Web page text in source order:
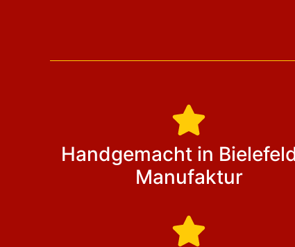
Handgemacht in
Manufaktur